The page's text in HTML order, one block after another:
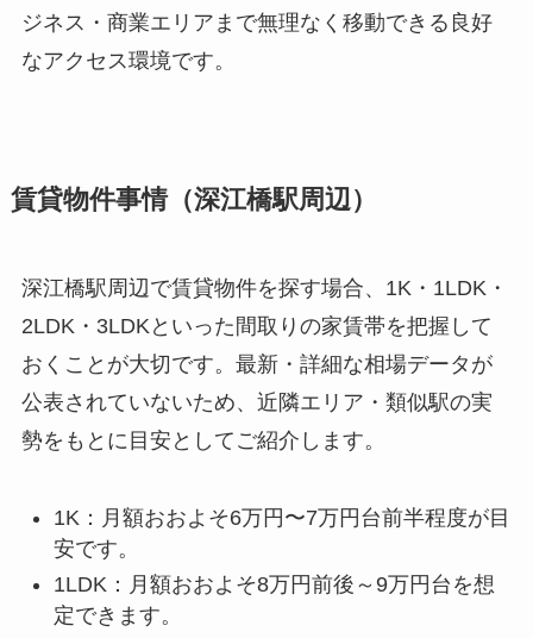
ジネス・商業エリアまで無理なく移動できる良好
なアクセス環境です。
賃貸物件事情（深江橋駅周辺）
深江橋駅周辺で賃貸物件を探す場合、1K・1LDK・
2LDK・3LDKといった間取りの家賃帯を把握して
おくことが大切です。最新・詳細な相場データが
公表されていないため、近隣エリア・類似駅の実
勢をもとに目安としてご紹介します。
1K：月額おおよそ6万円〜7万円台前半程度が目
安です。
1LDK：月額おおよそ8万円前後～9万円台を想
定できます。